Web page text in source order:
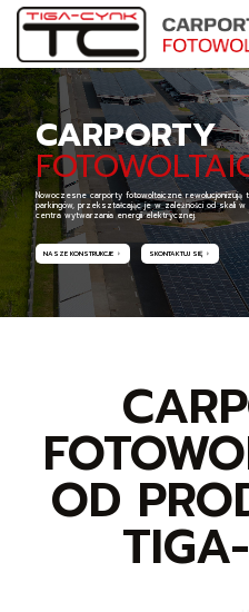
CARPORTY
SKONTAKTUJ SIĘ
NASZE KONSTRUKCJE
Nowoczesne carporty fotowoltaiczne rewolucjonizują
parkingów, przekształcając je w zależności od skali
centra wytwarzania energii elektrycznej.
OD